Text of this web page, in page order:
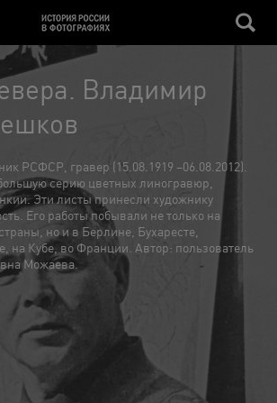
Владимир
РСФСР, гравер (15.08.1919 –06.08.2012).
серию цветных линогравюр,
Эти листы принесли художнику
Его работы побывали не только на
но и в Берлине, Бухаресте,
на Кубе, во Франции. Автор: пользователь
Можаева.